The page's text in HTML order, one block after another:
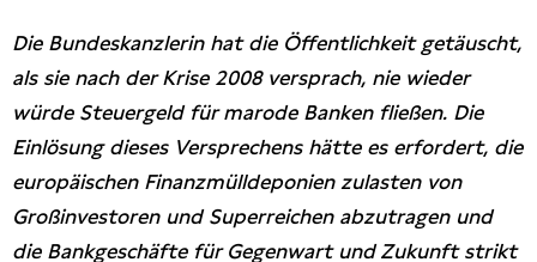
Die Bundeskanzlerin hat die Öffentlichkeit getäuscht,
als sie nach der Krise 2008 versprach, nie wieder
würde Steuergeld für marode Banken fließen. Die
Einlösung dieses Versprechens hätte es erfordert, die
europäischen Finanzmülldeponien zulasten von
Großinvestoren und Superreichen abzutragen und
die Bankgeschäfte für Gegenwart und Zukunft strikt